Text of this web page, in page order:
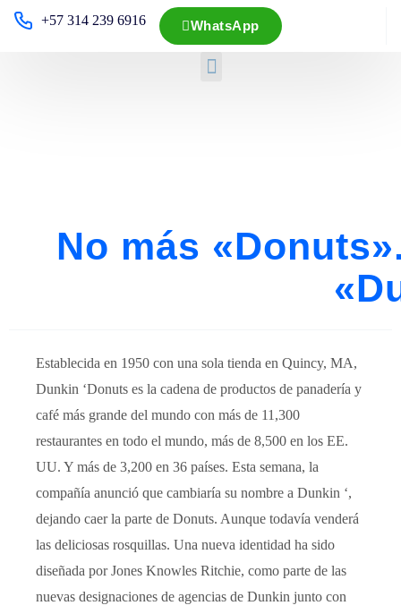
+57 314 239 6916 WhatsApp
No más
Establecida en 1950 con una sola tienda en Quincy, MA,
Dunkin ‘Donuts es la cadena de productos de panadería y
café más grande del mundo con más de 11,300
restaurantes en todo el mundo, más de 8,500 en los EE.
UU. Y más de 3,200 en 36 países. Esta semana, la
compañía anunció que cambiaría su nombre a Dunkin ‘,
dejando caer la parte de Donuts. Aunque todavía venderá
las deliciosas rosquillas. Una nueva identidad ha sido
diseñada por Jones Knowles Ritchie, como parte de las
nuevas designaciones de agencias de Dunkin junto con